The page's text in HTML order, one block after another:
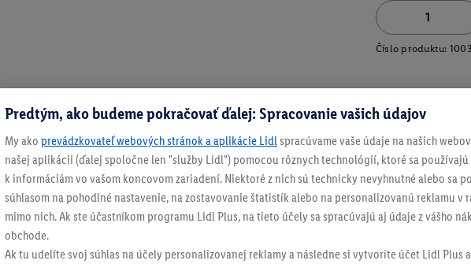
Číslo produktu:
Predtým, ako budeme pokračovať ďalej: Spracovanie vašich údajov
My ako prevádzkovateľ webových stránok a aplikácie Lidl spracúvame vaše údaje na našich
našej aplikácii (ďalej spoločne len "služby Lidl") pomocou rôznych technológií, ktoré sa
k informáciám vo vašom koncovom zariadení. Niektoré z nich sú technicky nevyhnutné alebo sa
súhlasom na pohodlné nastavenie, na zostavovanie štatistík alebo na personalizovanú reklamu v
mimo nich. Ak ste účastníkom programu Lidl Plus, na tieto účely sa spracúvajú aj údaje z vášho
obchode.
Ak tu udelíte svoj súhlas na účely personalizovanej reklamy a následne si vytvoríte účet Lidl Plus